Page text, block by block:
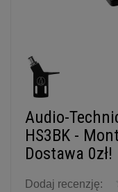
Audio-
HS3BK -
Dostawa 0zł!
Dodaj recenzję: